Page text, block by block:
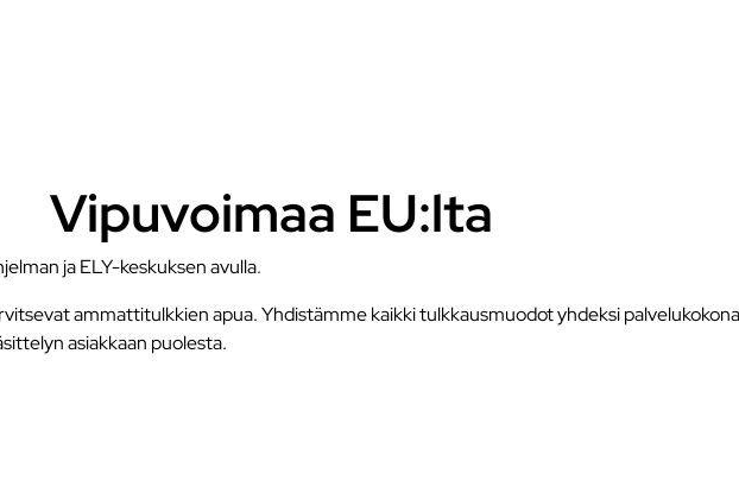
Vipuvoimaa EU:lta
ja ELY-keskuksen avulla.
ammattitulkkien apua. Yhdistämme kaikki tulkkausmuodot yhdeksi
asiakkaan puolesta.